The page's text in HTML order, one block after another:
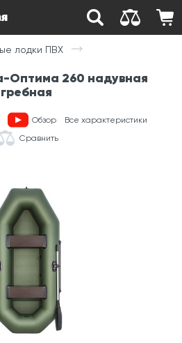
лодки ПВХ
Оптима 260 надувная
гребная
Обзор
Все характеристики
Сравнить